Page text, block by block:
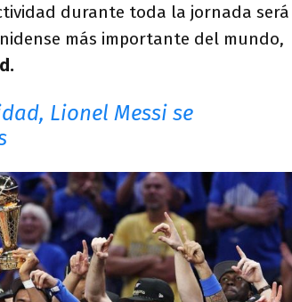
durante toda la jornada será
más importante del mundo,
Lionel Messi se